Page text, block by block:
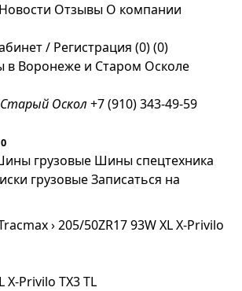
Новости Отзывы О компании
/ Регистрация (0)(0)
Старый Оскол +7 (910) 343-49-59
0
грузовые Шины спецтехника
грузовыеЗаписаться на
›205/50ZR17 93W XL X-Privilo
X-Privilo TX3 TL